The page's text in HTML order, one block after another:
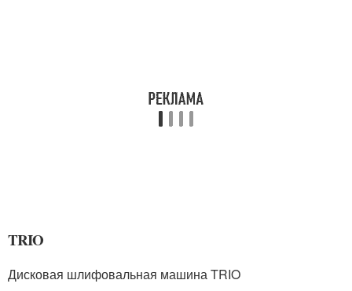
TRIO
Дисковая шлифовальная машина TRIO